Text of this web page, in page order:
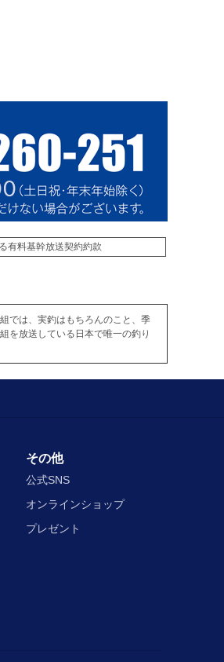
有料基幹放送契約約款
では、実釣はもちろんのこと、季
を放送している日本で唯一の釣り
その他
公式SNS
オンラインショップ
プレゼント